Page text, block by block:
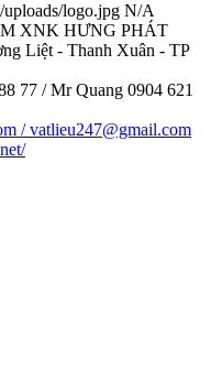
logo.jpg N/A
XNK HƯNG PHÁT
Liệt - Thanh Xuân - TP
77 / Mr Quang 0904 621
/ vatlieu247@gmail.com